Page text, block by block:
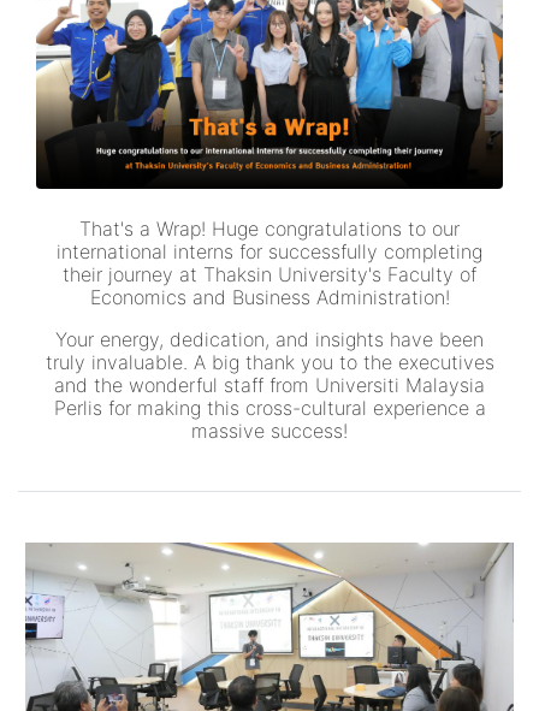
That's a Wrap! Huge congratulations to our
international interns for successfully completing
their journey at Thaksin University's Faculty of
Economics and Business Administration!
Your energy, dedication, and insights have been
truly invaluable. A big thank you to the executives
and the wonderful staff from Universiti Malaysia
Perlis for making this cross-cultural experience a
massive success!